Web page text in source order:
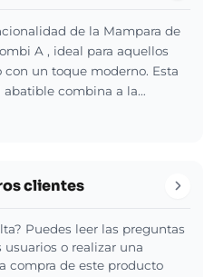
de la Mampara de
A , ideal para aquellos
un toque moderno. Esta
abatible combina a la…
clientes
Puedes leer las preguntas
o realizar una
compra de este producto